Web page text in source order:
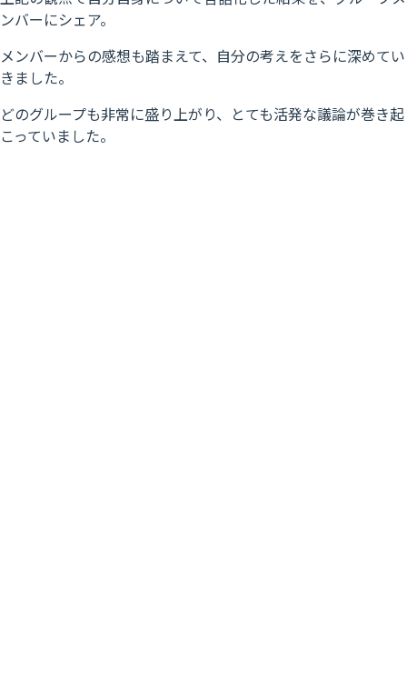
ンバーにシェア。
メンバーからの感想も踏まえて、自分の考えをさらに深めてい
きました。
どのグループも非常に盛り上がり、とても活発な議論が巻き起
こっていました。